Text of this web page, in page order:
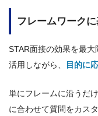
フレームワーク
STAR面接の効果を最
活用しながら、
目的に
単にフレームに沿うだけ
に合わせて質問をカス